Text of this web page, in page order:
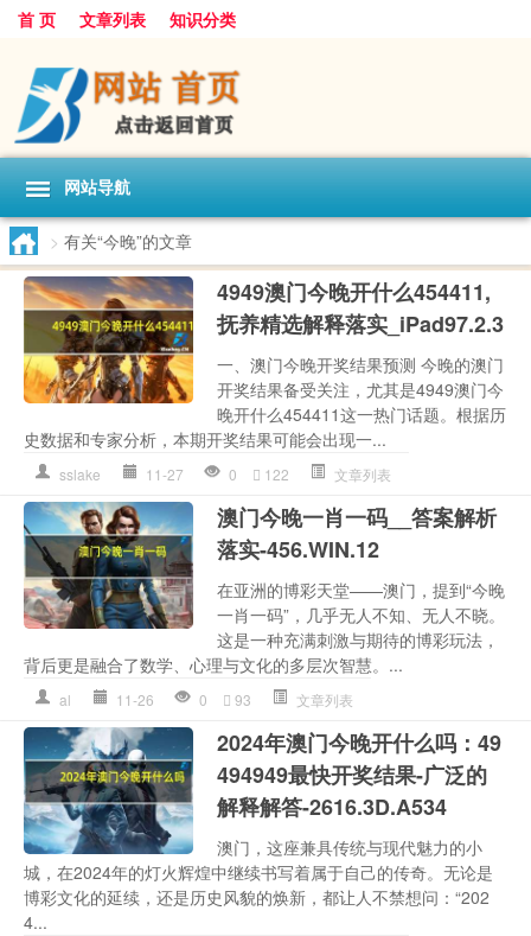
首 页 文章列表 知识分类
网站导航
> 有关“今晚”的文章
4949澳门今晚开什么454411,
抚养精选解释落实_iPad97.2.3
一、澳门今晚开奖结果预测 今晚的澳门
开奖结果备受关注，尤其是4949澳门今
晚开什么454411这一热门话题。根据历
史数据和专家分析，本期开奖结果可能会出现一...
sslake 11-27 0 122 文章列表
澳门今晚一肖一码__答案解析
落实-456.WIN.12
在亚洲的博彩天堂——澳门，提到“今晚
一肖一码”，几乎无人不知、无人不晓。
这是一种充满刺激与期待的博彩玩法，
背后更是融合了数学、心理与文化的多层次智慧。...
al 11-26 0 93 文章列表
2024年澳门今晚开什么吗：49
494949最快开奖结果-广泛的
解释解答-2616.3D.A534
澳门，这座兼具传统与现代魅力的小
城，在2024年的灯火辉煌中继续书写着属于自己的传奇。无论是
博彩文化的延续，还是历史风貌的焕新，都让人不禁想问：“202
4...